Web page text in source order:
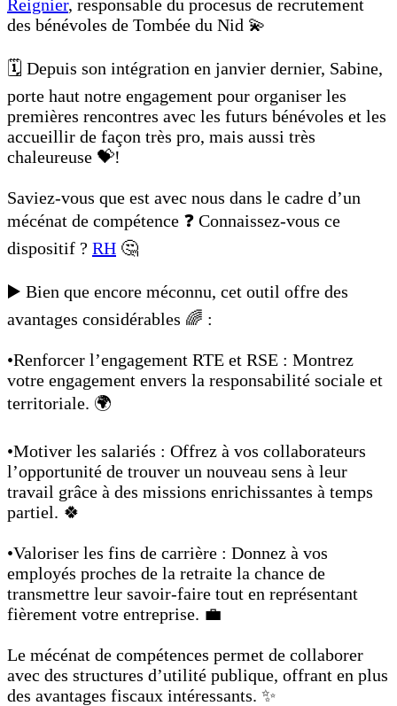
Reignier, responsable du procesus de recrutement
des bénévoles de Tombée du Nid 💫
🗓️ Depuis son intégration en janvier dernier, Sabine,
porte haut notre engagement pour organiser les
premières rencontres avec les futurs bénévoles et les
accueillir de façon très pro, mais aussi très
chaleureuse 💝!
Saviez-vous que est avec nous dans le cadre d’un
mécénat de compétence ❓ Connaissez-vous ce
dispositif ? RH 🤔
▶️ Bien que encore méconnu, cet outil offre des
avantages considérables 🌈 :
•Renforcer l’engagement RTE et RSE : Montrez
votre engagement envers la responsabilité sociale et
territoriale. 🌍
•Motiver les salariés : Offrez à vos collaborateurs
l’opportunité de trouver un nouveau sens à leur
travail grâce à des missions enrichissantes à temps
partiel. 🍀
•Valoriser les fins de carrière : Donnez à vos
employés proches de la retraite la chance de
transmettre leur savoir-faire tout en représentant
fièrement votre entreprise. 💼
Le mécénat de compétences permet de collaborer
avec des structures d’utilité publique, offrant en plus
des avantages fiscaux intéressants. ✨